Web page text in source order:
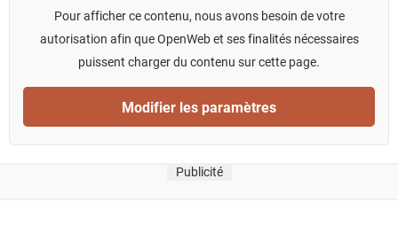
Pour afficher ce contenu, nous avons besoin de votre
autorisation afin que OpenWeb et ses finalités nécessaires
puissent charger du contenu sur cette page.
Modifier les paramètres
Publicité